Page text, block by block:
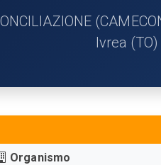
Ivrea (TO)
Organismo